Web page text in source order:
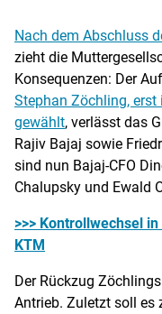
Nach dem Abschluss
zieht die
Konsequenzen: Der
Stephan Zöchling,
gewählt, verlässt das
Rajiv Bajaj sowie
sind nun Bajaj-CFO
Chalupsky und Ewald
>>> Kontrollwechsel
KTM
Der Rückzug
Antrieb. Zuletzt soll es